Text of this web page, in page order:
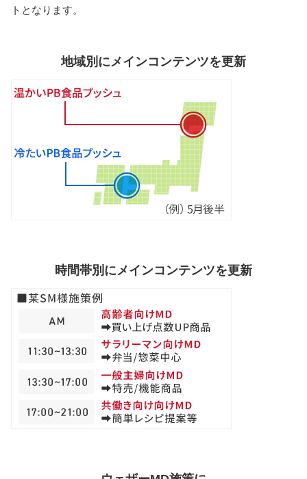
トとなります。
地域別にメインコンテンツを更新
時間帯別にメインコンテンツを更新